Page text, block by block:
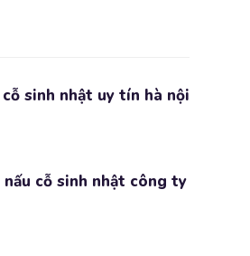
sinh nhật uy tín hà nội
cỗ sinh nhật công ty